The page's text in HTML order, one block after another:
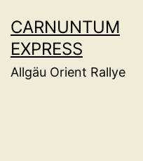
Inhalt
springen
CARNUNTUM
EXPRESS
Allgäu Orient Rallye